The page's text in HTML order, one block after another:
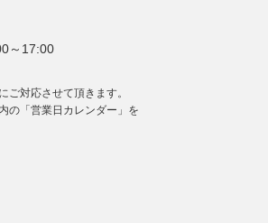
～17:00
対応させて頂きます。
の「営業日カレンダー」を